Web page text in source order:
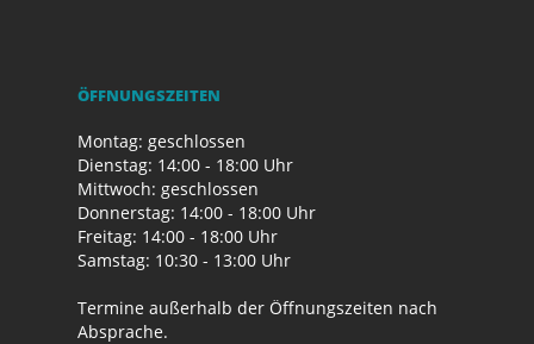
ÖFFNUNGSZEITEN
Montag: geschlossen
Dienstag: 14:00 - 18:00 Uhr
Mittwoch: geschlossen
Donnerstag: 14:00 - 18:00 Uhr
Freitag: 14:00 - 18:00 Uhr
Samstag: 10:30 - 13:00 Uhr
Termine außerhalb der Öffnungszeiten nach
Absprache.